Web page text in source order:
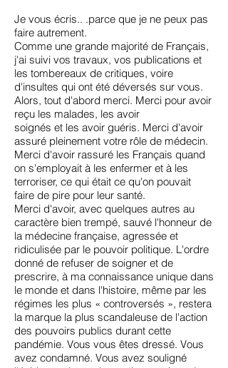
Je vous écris.. .parce que je ne peux pas
faire autrement.
Comme une grande majorité de Français,
j'ai suivi vos travaux, vos publications et
les tombereaux de critiques, voire
d'insultes qui ont été déversés sur vous.
Alors, tout d'abord merci. Merci pour avoir
reçu les malades, les avoir
soignés et les avoir guéris. Merci d'avoir
assuré pleinement votre rôle de médecin.
Merci d'avoir rassuré les Français quand
on s'employait à les enfermer et à les
terroriser, ce qui était ce qu'on pouvait
faire de pire pour leur santé.
Merci d'avoir, avec quelques autres au
caractère bien trempé, sauvé l'honneur de
la médecine française, agressée et
ridiculisée par le pouvoir politique. L'ordre
donné de refuser de soigner et de
prescrire, à ma connaissance unique dans
le monde et dans l'histoire, même par les
régimes les plus « controversés », restera
la marque la plus scandaleuse de l'action
des pouvoirs publics durant cette
pandémie. Vous vous êtes dressé. Vous
avez condamné. Vous avez souligné